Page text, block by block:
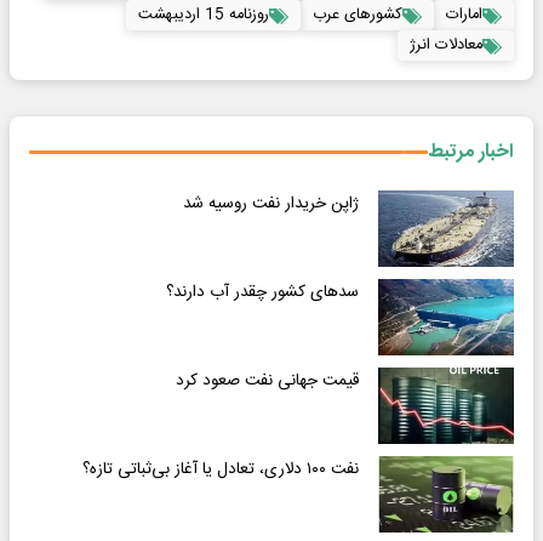
امارات
کشورهای عرب
روزنامه 15 اردیبهشت
معادلات انرژ
اخبار مرتبط
ژاپن خریدار نفت روسیه شد
سدهای کشور چقدر آب دارند؟
قیمت جهانی نفت صعود کرد
نفت ۱۰۰ دلاری، تعادل یا آغاز بی‌ثباتی تازه؟